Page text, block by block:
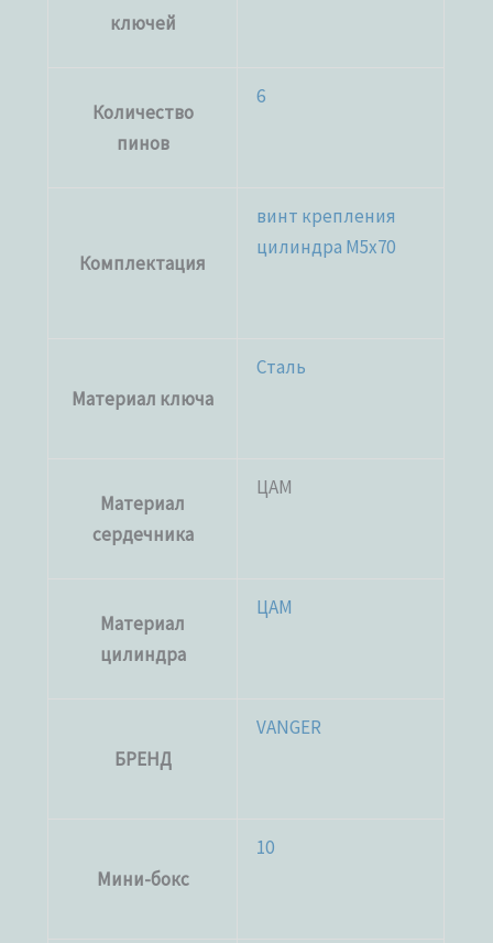
ключей
Количество
пинов
6
Комплектация
винт крепления
цилиндра M5x70
Материал ключа
Сталь
Материал
сердечника
ЦАМ
Материал
цилиндра
ЦАМ
БРЕНД
VANGER
Мини-бокс
10